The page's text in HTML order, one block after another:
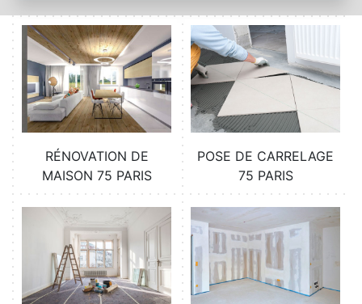
RÉNOVATION DE
MAISON 75 PARIS
POSE DE CARRELAGE
75 PARIS